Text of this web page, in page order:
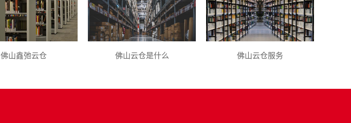
佛山鑫弛云仓 佛山云仓是什么 佛山云仓服务